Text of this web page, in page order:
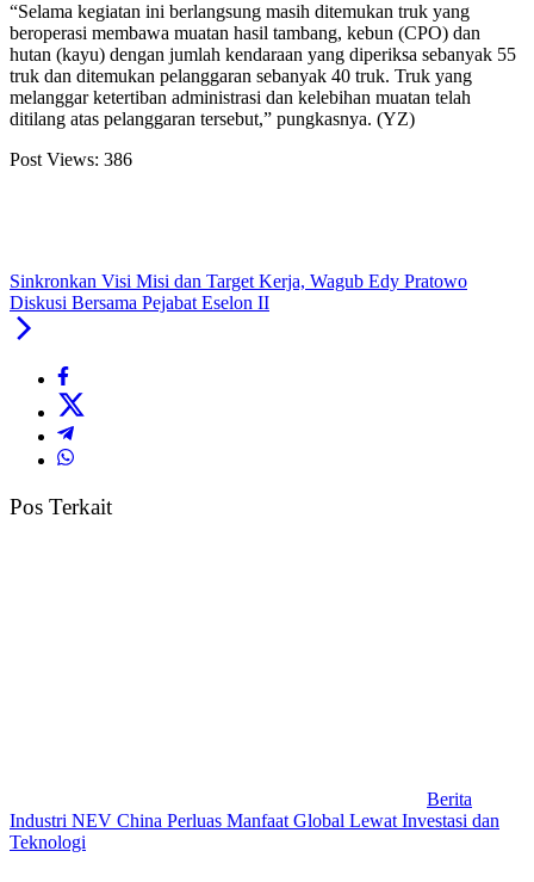
“Selama kegiatan ini berlangsung masih ditemukan truk yang
beroperasi membawa muatan hasil tambang, kebun (CPO) dan
hutan (kayu) dengan jumlah kendaraan yang diperiksa sebanyak 55
truk dan ditemukan pelanggaran sebanyak 40 truk. Truk yang
melanggar ketertiban administrasi dan kelebihan muatan telah
ditilang atas pelanggaran tersebut,” pungkasnya. (YZ)
Post Views: 386
Sinkronkan Visi Misi dan Target Kerja, Wagub Edy Pratowo
Diskusi Bersama Pejabat Eselon II
Pos Terkait
Berita
Industri NEV China Perluas Manfaat Global Lewat Investasi dan
Teknologi